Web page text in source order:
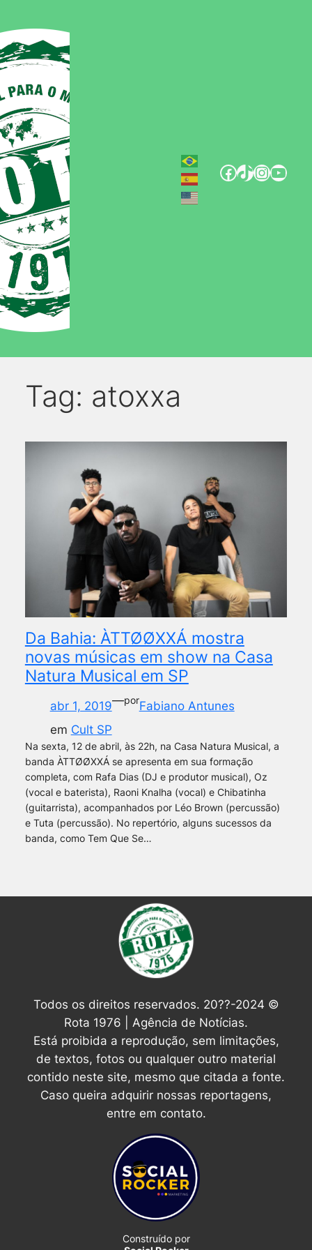
Tag: atoxxa
Da Bahia: ÀTTØØXXÁ mostra
novas músicas em show na Casa
Natura Musical em SP
abr 1, 2019—porFabiano Antunes
em Cult SP
Na sexta, 12 de abril, às 22h, na Casa Natura Musical, a
banda ÀTTØØXXÁ se apresenta em sua formação
completa, com Rafa Dias (DJ e produtor musical), Oz
(vocal e baterista), Raoni Knalha (vocal) e Chibatinha
(guitarrista), acompanhados por Léo Brown (percussão)
e Tuta (percussão). No repertório, alguns sucessos da
banda, como Tem Que Se…
Todos os direitos reservados. 20??-2024 ©
Rota 1976 | Agência de Notícias.
Está proibida a reprodução, sem limitações,
de textos, fotos ou qualquer outro material
contido neste site, mesmo que citada a fonte.
Caso queira adquirir nossas reportagens,
entre em contato.
Construído por